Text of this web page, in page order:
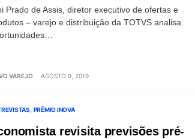
Prado de Assis, diretor executivo de ofertas e
– varejo e distribuição da TOTVS analisa
VAREJO AGOSTO 9, 2019
PRÊMIO INOVA
revisita previsões pré-